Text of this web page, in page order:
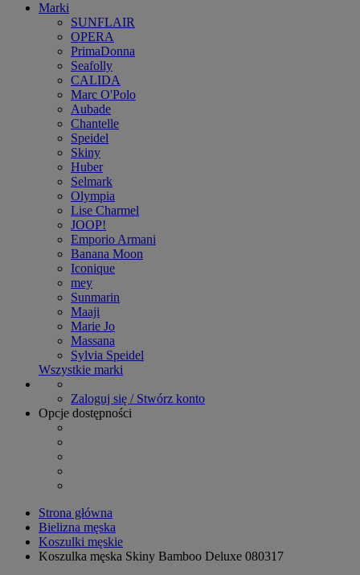
Marki
SUNFLAIR
OPERA
PrimaDonna
Seafolly
CALIDA
Marc O'Polo
Aubade
Chantelle
Speidel
Skiny
Huber
Selmark
Olympia
Lise Charmel
JOOP!
Emporio Armani
Banana Moon
Iconique
mey
Sunmarin
Maaji
Marie Jo
Massana
Sylvia Speidel
Wszystkie marki
Zaloguj się / Stwórz konto
Opcje dostępności
Strona główna
Bielizna męska
Koszulki męskie
Koszulka męska Skiny Bamboo Deluxe 080317